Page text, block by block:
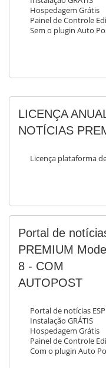
Hospedagem Grátis
Painel de Controle
Sem o plugin Auto
LICENÇA
NOTÍCIAS
Licença plataforma
Portal de
PREMIUM
8 - COM
AUTOPOST
Portal de notícias
Instalação GRÁTIS
Hospedagem Grátis
Painel de Controle
Com o plugin Auto